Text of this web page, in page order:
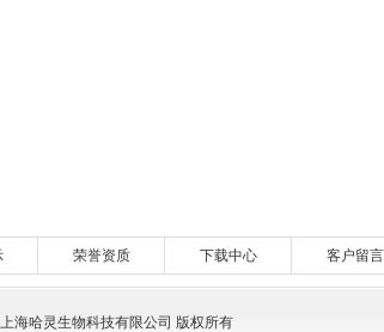
荣誉资质 下载中心 客户留言
上海哈灵生物科技有限公司 版权所有